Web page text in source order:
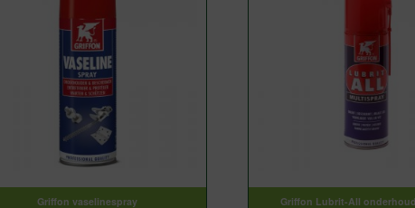
Griffon vaselinespray Griffon Lubrit-All